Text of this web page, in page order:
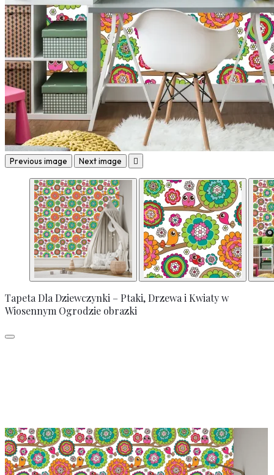
Previous image Next image 
Tapeta Dla Dziewczynki – Ptaki, Drzewa i Kwiaty w
Wiosennym Ogrodzie obrazki